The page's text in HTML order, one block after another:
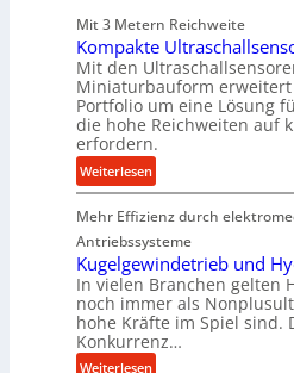
P
r
o
d
u
k
t
i
o
i
n
d
e
n
Mit 3 Metern Reichweite
Kompakte
Mit den
Miniaturbauform erweitert
Portfolio um eine Lösung
die hohe Reichweiten auf
erfordern.
Weiterlesen:
K
o
m
p
a
k
t
e
Mehr Effizienz durch
Antriebssysteme
Kugelgewindetrieb und
In vielen Branchen gelten
noch immer als
hohe Kräfte im Spiel sind.
Konkurrenz…
Weiterlesen: